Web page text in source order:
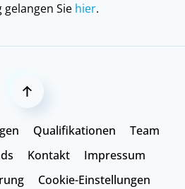
Sie hier.
Qualifikationen
Team
Kontakt
Impressum
Cookie-Einstellungen